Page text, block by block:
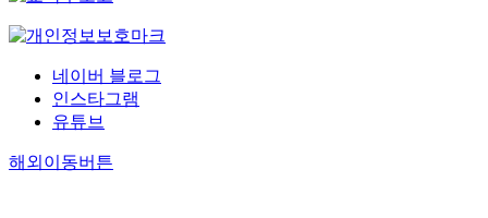
네이버 블로그
인스타그램
유튜브
해외이동버튼